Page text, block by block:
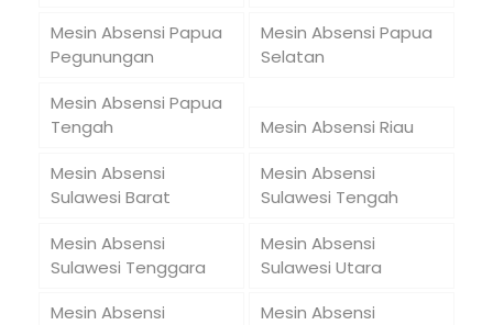
Mesin Absensi Papua
Pegunungan
Mesin Absensi Papua
Selatan
Mesin Absensi Papua
Tengah
Mesin Absensi Riau
Mesin Absensi
Sulawesi Barat
Mesin Absensi
Sulawesi Tengah
Mesin Absensi
Sulawesi Tenggara
Mesin Absensi
Sulawesi Utara
Mesin Absensi
Mesin Absensi